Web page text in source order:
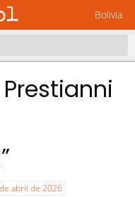
Bolivia
abril de 2026